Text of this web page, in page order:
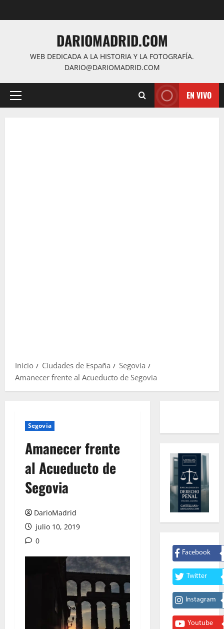
al
DARIOMADRID.COM
WEB DEDICADA A LA HISTORIA Y LA FOTOGRAFÍA.
DARIO@DARIOMADRID.COM
Menú
EN VIVO
Inicio Ciudades de España
Segovia
Amanecer frente al Acueducto de Segovia
Segovia
Amanecer frente
al Acueducto de
Segovia
DarioMadrid
julio 10, 2019
0
Facebook
Twitter
Instagram
Youtube